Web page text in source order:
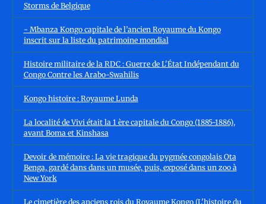
Storms de Belgique
- Mbanza Kongo capitale de l’ancien Royaume du Kongo
inscrit sur la liste du patrimoine mondial
Histoire militaire de la RDC : Guerre de L'État Indépendant du
Congo Contre les Arabo-Swahilis
Kongo histoire : Royaume Lunda
La localité de Vivi était la 1 ère capitale du Congo (1885-1886),
avant Boma et Kinshasa
Devoir de mémoire : La vie tragique du pygmée congolais Ota
Benga, gardé dans dans un musée, puis, exposé dans un zoo à
New York
Le cimetière des anciens rois du Royaume Kongo (L'histoire du